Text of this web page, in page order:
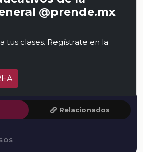
@prende.mx
tus clases. Regístrate en la
Relacionados